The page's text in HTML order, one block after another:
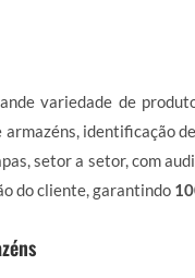
variedade de
identificação
setor a setor, com
do cliente, garantindo